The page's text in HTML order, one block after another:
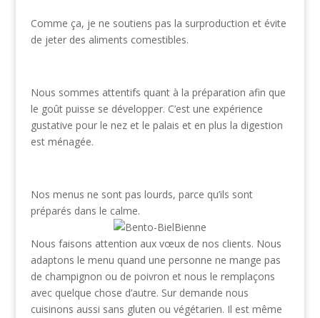
Comme ça, je ne soutiens pas la surproduction et évite
de jeter des aliments comestibles.
Nous sommes attentifs quant à la préparation afin que
le goût puisse se développer. C’est une expérience
gustative pour le nez et le palais et en plus la digestion
est ménagée.
Nos menus ne sont pas lourds, parce qu’ils sont
préparés dans le calme.
Nous faisons attention aux vœux de nos clients. Nous
adaptons le menu quand une personne ne mange pas
de champignon ou de poivron et nous le remplaçons
avec quelque chose d’autre. Sur demande nous
cuisinons aussi sans gluten ou végétarien. Il est même